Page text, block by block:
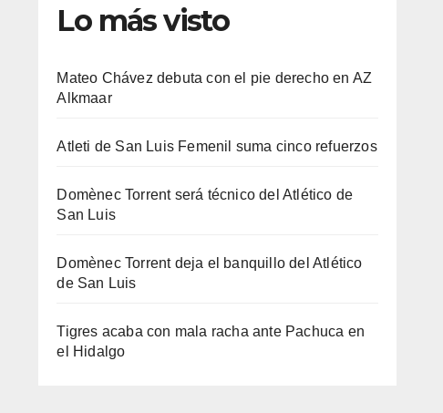
Lo más visto
Mateo Chávez debuta con el pie derecho en AZ
Alkmaar
Atleti de San Luis Femenil suma cinco refuerzos
Domènec Torrent será técnico del Atlético de
San Luis
Domènec Torrent deja el banquillo del Atlético
de San Luis
Tigres acaba con mala racha ante Pachuca en
el Hidalgo